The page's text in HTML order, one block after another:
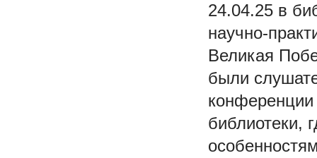
24.04.25 в
научно-
Великая
были
конференции
библиотеки,